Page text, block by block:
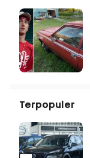
Terpopuler